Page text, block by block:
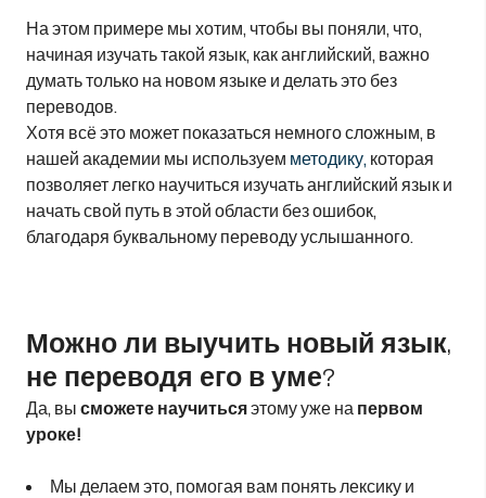
На этом примере мы хотим, чтобы вы поняли, что,
начиная изучать такой язык, как английский, важно
думать только на новом языке и делать это без
переводов.
Хотя всё это может показаться немного сложным, в
нашей академии мы используем методику, которая
позволяет легко научиться изучать английский язык и
начать свой путь в этой области без ошибок,
благодаря буквальному переводу услышанного.
Можно ли выучить новый язык,
не переводя его в уме?
Да, вы сможете научитьсяэтому уже на первом
уроке!
Мы делаем это, помогая вам понять лексику и